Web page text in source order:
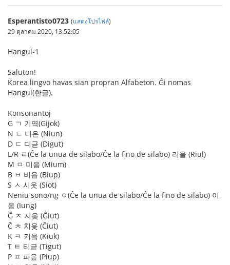
Esperantisto0723 (แสดงโปรไฟล์)
29 ตุลาคม 2020, 13:52:05
Hangul-1
Saluton!
Korea lingvo havas sian propran Alfabeton. Ĝi nomas
Hangul(한글).
Konsonantoj
G ㄱ 기역(Gijok)
N ㄴ 니은 (Niun)
D ㄷ 디귿 (Digut)
L/R ㄹ(Ĉe la unua de silabo/Ĉe la fino de silabo) 리을 (Riul)
M ㅁ 미음 (Mium)
B ㅂ 비읍 (Biup)
S ㅅ 시옷 (Siot)
Neniu sono/ng ㅇ(Ĉe la unua de silabo/Ĉe la fino de silabo) 이
응 (Iung)
Ĝ ㅈ 지읒 (Ĝiut)
Ĉ ㅊ 치읓 (Ĉiut)
K ㅋ 키읔 (Kiuk)
T ㅌ 티긑 (Tigut)
P ㅍ 피읖 (Piup)